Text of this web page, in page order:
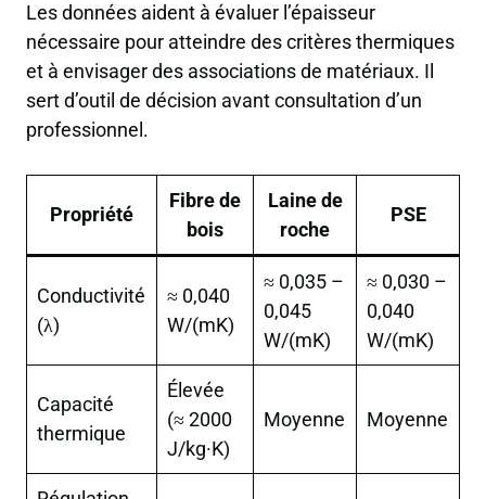
Les données aident à évaluer l’épaisseur
nécessaire pour atteindre des critères thermiques
et à envisager des associations de matériaux. Il
sert d’outil de décision avant consultation d’un
professionnel.
Propriété
Fibre de
bois
Laine de
roche
PSE
Conductivité
(λ)
≈ 0,040
W/(mK)
≈ 0,035 –
0,045
W/(mK)
≈ 0,030 –
0,040
W/(mK)
Capacité
thermique
Élevée
(≈ 2000
J/kg·K)
Moyenne Moyenne